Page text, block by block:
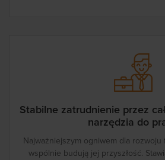
Stabilne zatrudnienie przez
narzędzia do
Najważniejszym ogniwem dla rozwoju
wspólnie budują jej przyszłość.